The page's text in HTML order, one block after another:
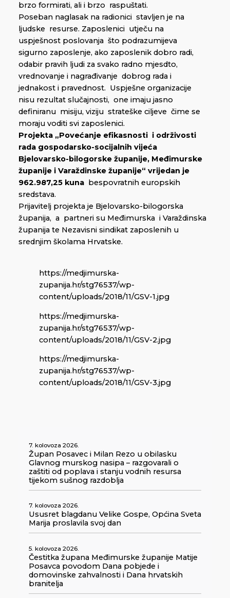
brzo formirati, ali i brzo raspuštati.
Poseban naglasak na radionici stavljen je na
ljudske resurse. Zaposlenici utječu na
uspješnost poslovanja što podrazumijeva
sigurno zaposlenje, ako zaposlenik dobro radi,
odabir pravih ljudi za svako radno mjesdto,
vrednovanje i nagrađivanje dobrog rada i
jednakost i pravednost. Uspješne organizacije
nisu rezultat slučajnosti, one imaju jasno
definiranu misiju, viziju strateške ciljeve čime se
moraju voditi svi zaposlenici.
Projekta „Povećanje efikasnosti i održivosti
rada gospodarsko-socijalnih vijeća
Bjelovarsko-bilogorske županije, Međimurske
županije i Varaždinske županije“ vrijedan je
962.987,25 kuna bespovratnih europskih
sredstava.
Prijavitelj projekta je Bjelovarsko-bilogorska
županija, a partneri su Međimurska i Varaždinska
županija te Nezavisni sindikat zaposlenih u
srednjim školama Hrvatske.
https://medjimurska-
zupanija.hr/stg76537/wp-
content/uploads/2018/11/GSV-1.jpg
https://medjimurska-
zupanija.hr/stg76537/wp-
content/uploads/2018/11/GSV-2.jpg
https://medjimurska-
zupanija.hr/stg76537/wp-
content/uploads/2018/11/GSV-3.jpg
7. kolovoza 2026.
Župan Posavec i Milan Rezo u obilasku
Glavnog murskog nasipa – razgovarali o
zaštiti od poplava i stanju vodnih resursa
tijekom sušnog razdoblja
7. kolovoza 2026.
Ususret blagdanu Velike Gospe, Općina Sveta
Marija proslavila svoj dan
5. kolovoza 2026.
Čestitka župana Međimurske županije Matije
Posavca povodom Dana pobjede i
domovinske zahvalnosti i Dana hrvatskih
branitelja